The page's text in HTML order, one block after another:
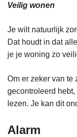
Veilig wonen
Je wilt natuurlijk
Dat houdt in dat
je je woning zo
Om er zeker van te
gecontroleerd
lezen. Je kan dit
Alarm